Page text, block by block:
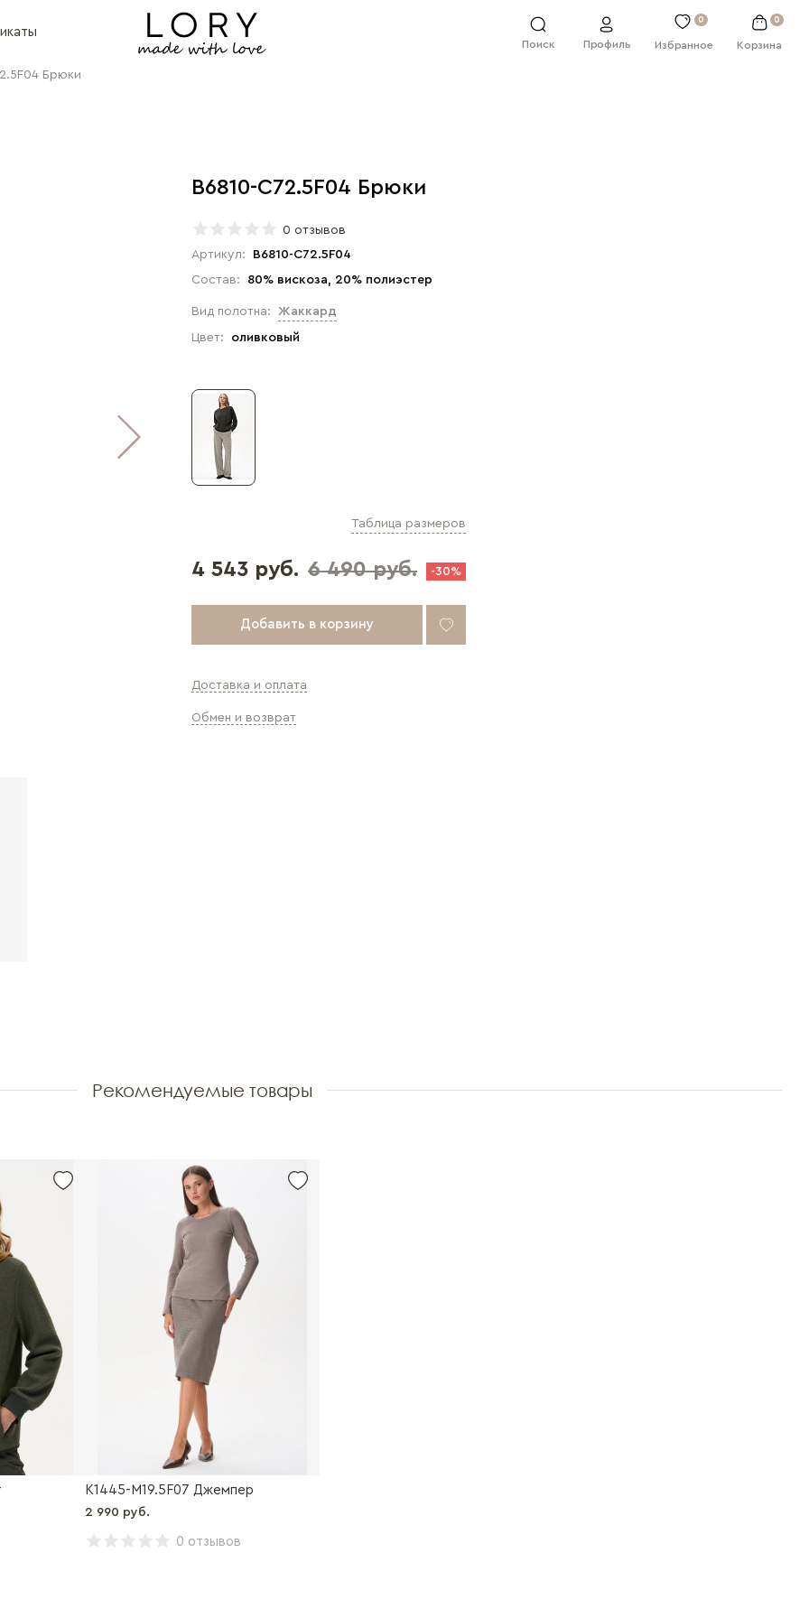
Поиск Профиль
0
Избранное
0
Корзина
Брюки
B6810-C72.5F04 Брюки
0 отзывов
Артикул:
B6810-C72.5F04
Состав:
80% вискоза, 20% полиэстер
Вид полотна: Жаккард
Цвет: оливковый
Таблица размеров
4 543 руб. 6 490 руб. -30%
Добавить в корзину
Доставка и оплата
Обмен и возврат
Рекомендуемые товары
K1445-M19.5F07 Джемпер
2 990 руб.
0 отзывов